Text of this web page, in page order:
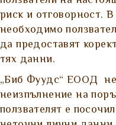
риск и отговорност. В
необходимо
да предоставят
тях данни.
„Биб Фуудс“ ЕООД не
неизпълнение на
ползвателят е